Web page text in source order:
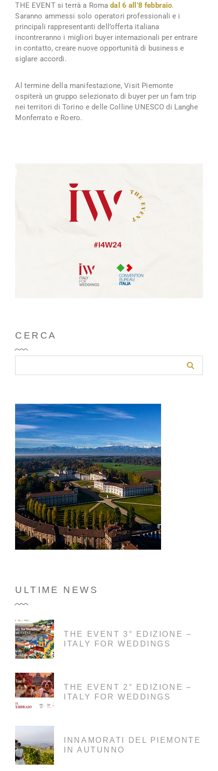
THE EVENT si terrà a Romadal 6 all’8 febbraio.
Saranno ammessi solo operatori professionali e i
principali rappresentanti dell’offerta italiana
incontreranno i migliori buyer internazionali per entrare
in contatto, creare nuove opportunità di business e
siglare accordi.
Al termine della manifestazione, Visit Piemonte
ospiterà un gruppo selezionato di buyer per un fam trip
nei territori di Torino e delle Colline UNESCO di Langhe
Monferrato e Roero.
CERCA
ULTIME NEWS
THE EVENT 3° EDIZIONE –
ITALY FOR WEDDINGS
THE EVENT 2° EDIZIONE –
ITALY FOR WEDDINGS
INNAMORATI DEL PIEMONTE
IN AUTUNNO